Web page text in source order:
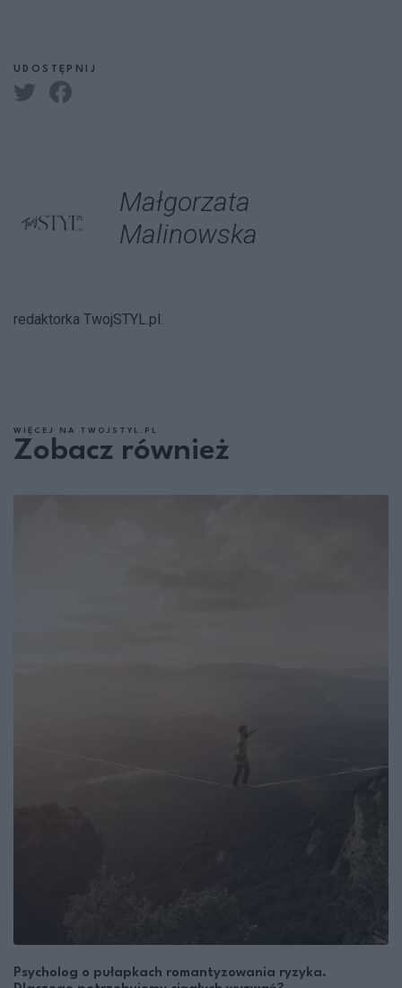
UDOSTĘPNIJ
Małgorzata
Malinowska
redaktorka TwojSTYL.pl.
WIĘCEJ NA TWOJSTYL.PL
Zobacz również
Psycholog o pułapkach romantyzowania ryzyka.